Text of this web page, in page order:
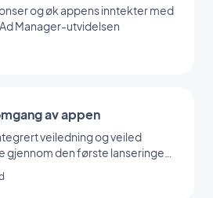
og øk appens inntekter med
Manager-utvidelsen
av appen
veiledning og veiled
gjennom den første lanseringen